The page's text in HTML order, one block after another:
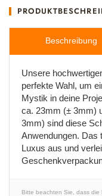
Beschreibung
Unsere
perfekte Wahl, um
Mystik in deine
ca. 23mm (± 3mm)
3mm) sind diese
Anwendungen. Das
Luxus aus und
Bitte beachten Sie, dass die